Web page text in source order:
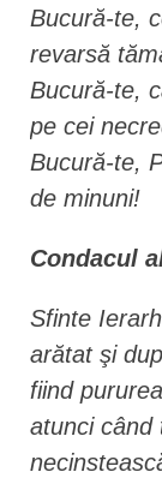
Bucură-te,
revarsă
Bucură-te,
pe cei
Bucură-te,
de minuni!
Condacul
Sfinte
arătat şi
fiind
atunci când